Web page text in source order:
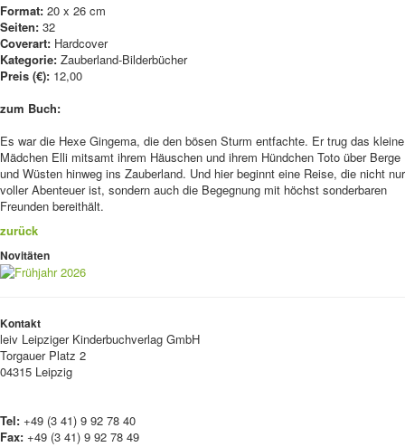
Format: 20 x 26 cm
Seiten: 32
Coverart: Hardcover
Kategorie: Zauberland-Bilderbücher
Preis (€): 12,00
zum Buch:
Es war die Hexe Gingema, die den bösen Sturm entfachte. Er trug das kleine
Mädchen Elli mitsamt ihrem Häuschen und ihrem Hündchen Toto über Berge
und Wüsten hinweg ins Zauberland. Und hier beginnt eine Reise, die nicht nur
voller Abenteuer ist, sondern auch die Begegnung mit höchst sonderbaren
Freunden bereithält.
zurück
Novitäten
Kontakt
leiv Leipziger Kinderbuchverlag GmbH
Torgauer Platz 2
04315 Leipzig
Tel: +49 (3 41) 9 92 78 40
Fax: +49 (3 41) 9 92 78 49